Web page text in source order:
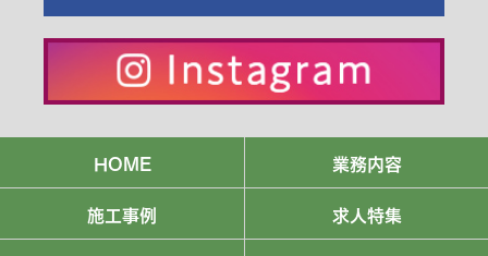
HOME
業務内容
施工事例
求人特集